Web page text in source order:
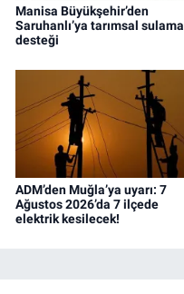
Manisa Büyükşehir’den
Saruhanlı’ya tarımsal sulama
desteği
ADM’den Muğla’ya uyarı: 7
Ağustos 2026’da 7 ilçede
elektrik kesilecek!